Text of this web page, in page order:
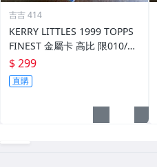
吉吉 414
KERRY LITTLES 1999 TOPPS
FINEST 金屬卡 高比 限010/75
0 前後如圖
$ 299
直購